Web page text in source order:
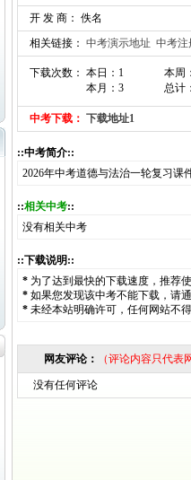
开 发 商： 佚名
相关链接： 中考演示地址 中考注
下载次数： 本日：1
本月：3
本周
总计
中考下载： 下载地址1
::中考简介::
2026年中考道德与法治一轮复习课
::相关中考::
没有相关中考
::下载说明::
* 为了达到最快的下载速度，推荐
* 如果您发现该中考不能下载，请
* 未经本站明确许可，任何网站不
网友评论： （评论内容只代
没有任何评论